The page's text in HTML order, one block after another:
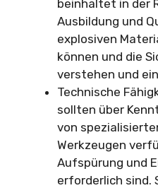
beinhaltet in der
Ausbildung und
explosiven
können und die
verstehen und
Technische
sollten über
von
Werkzeugen
Aufspürung und
erforderlich sind.